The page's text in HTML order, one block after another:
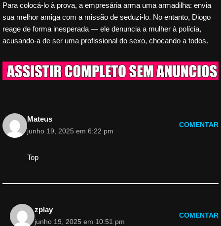
Para colocá-lo à prova, a empresária arma uma armadilha: envia
sua melhor amiga com a missão de seduzi-lo. No entanto, Diogo
reage de forma inesperada — ele denuncia a mulher à polícia,
acusando-a de ser uma profissional do sexo, chocando a todos.
Mateus
junho 19, 2025 em 6:22 pm
COMENTAR
Top
zplay
junho 19, 2025 em 10:51 pm
COMENTAR